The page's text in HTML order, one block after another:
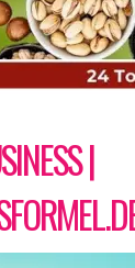
|